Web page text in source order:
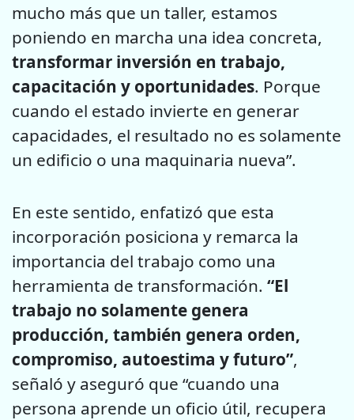
mucho más que un taller, estamos
poniendo en marcha una idea concreta,
transformar inversión en trabajo,
capacitación y oportunidades. Porque
cuando el estado invierte en generar
capacidades, el resultado no es solamente
un edificio o una maquinaria nueva”.
En este sentido, enfatizó que esta
incorporación posiciona y remarca la
importancia del trabajo como una
herramienta de transformación. “El
trabajo no solamente genera
producción, también genera orden,
compromiso, autoestima y futuro”,
señaló y aseguró que “cuando una
persona aprende un oficio útil, recupera